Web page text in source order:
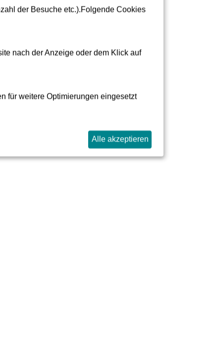
der Besuche etc.).Folgende Cookies
nach der Anzeige oder dem Klick auf
für weitere Optimierungen eingesetzt
Alle akzeptieren